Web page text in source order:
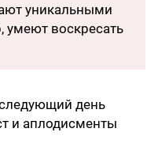
уникальными
умеют воскресать
день
и аплодисменты